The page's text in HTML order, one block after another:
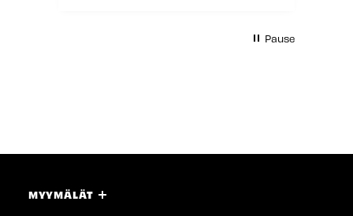
Pause
MYYMÄLÄT